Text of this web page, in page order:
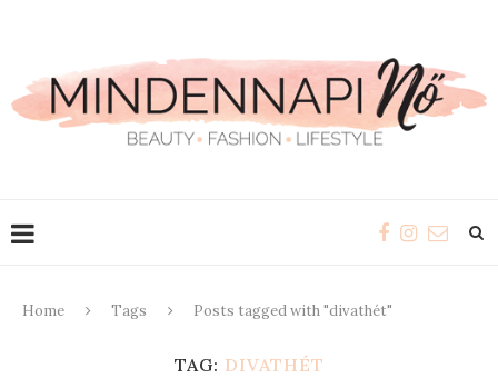
Home Tags Posts tagged with "divathét"
TAG: DIVATHÉT